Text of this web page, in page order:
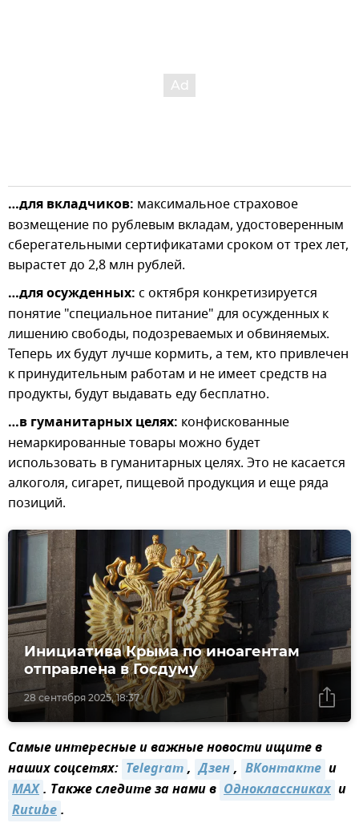
…для вкладчиков: максимальное страховое
возмещение по рублевым вкладам, удостоверенным
сберегательными сертификатами сроком от трех лет,
вырастет до 2,8 млн рублей.
…для осужденных: с октября конкретизируется
понятие "специальное питание" для осужденных к
лишению свободы, подозреваемых и обвиняемых.
Теперь их будут лучше кормить, а тем, кто привлечен
к принудительным работам и не имеет средств на
продукты, будут выдавать еду бесплатно.
…в гуманитарных целях: конфискованные
немаркированные товары можно будет
использовать в гуманитарных целях. Это не касается
алкоголя, сигарет, пищевой продукция и еще ряда
позиций.
28 сентября 2025, 18:37
Инициатива Крыма по иноагентам
отправлена в Госдуму
Самые интересные и важные новости ищите в
наших соцсетях: Telegram, Дзен, ВКонтакте и
MAX. Также следите за нами в Одноклассниках и
Rutube.